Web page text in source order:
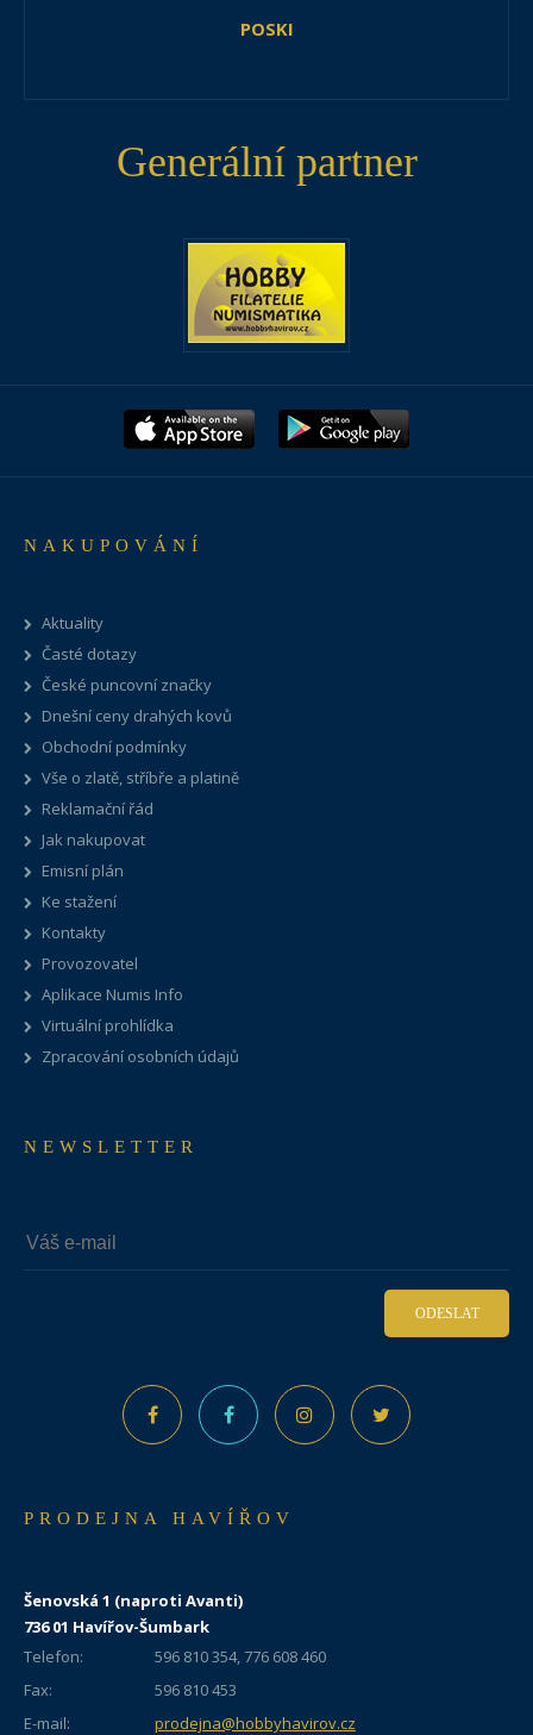
POSKI
Generální partner
NAKUPOVÁNÍ
Aktuality
Časté dotazy
České puncovní značky
Dnešní ceny drahých kovů
Obchodní podmínky
Vše o zlatě, stříbře a platině
Reklamační řád
Jak nakupovat
Emisní plán
Ke stažení
Kontakty
Provozovatel
Aplikace Numis Info
Virtuální prohlídka
Zpracování osobních údajů
NEWSLETTER
ODESLAT
PRODEJNA HAVÍŘOV
Šenovská 1 (naproti Avanti)
736 01 Havířov-Šumbark
Telefon:
596 810 354, 776 608 460
Fax:
596 810 453
E-mail:
prodejna@hobbyhavirov.cz